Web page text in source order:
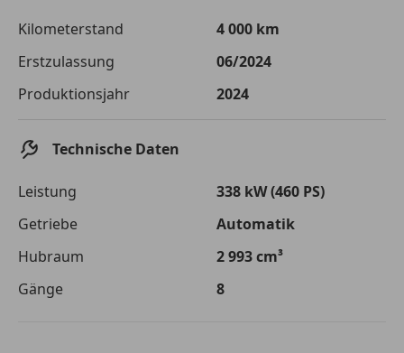
von der von Ihnen gewählten Bank. Rückzahlungszeitraum 1-10
Kilometerstand
4 000 km
Erstzulassung
06/2024
Produktionsjahr
2024
Technische Daten
Leistung
338 kW (460 PS)
Getriebe
Automatik
Hubraum
2 993 cm³
Gänge
8